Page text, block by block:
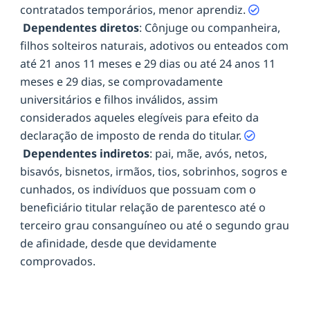
contratados temporários, menor aprendiz.
Dependentes diretos: Cônjuge ou companheira,
filhos solteiros naturais, adotivos ou enteados com
até 21 anos 11 meses e 29 dias ou até 24 anos 11
meses e 29 dias, se comprovadamente
universitários e filhos inválidos, assim
considerados aqueles elegíveis para efeito da
declaração de imposto de renda do titular.
Dependentes indiretos: pai, mãe, avós, netos,
bisavós, bisnetos, irmãos, tios, sobrinhos, sogros e
cunhados, os indivíduos que possuam com o
beneficiário titular relação de parentesco até o
terceiro grau consanguíneo ou até o segundo grau
de afinidade, desde que devidamente
comprovados.